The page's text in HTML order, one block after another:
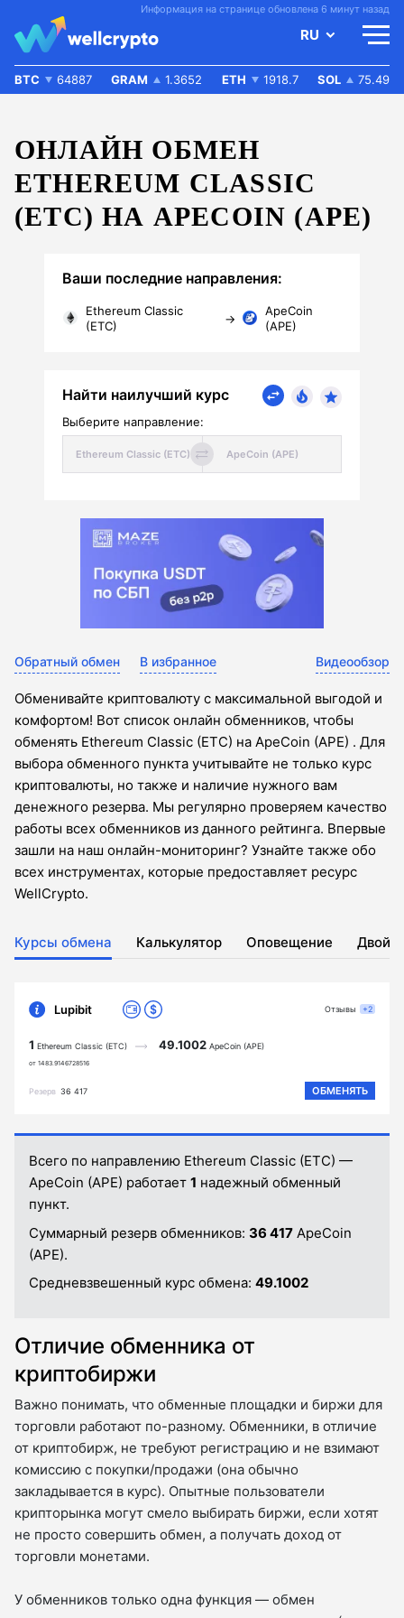
Информация на странице обновлена 6 минут назад
RU
BTC 64887 GRAM 1.3652 ETH 1918.7 SOL 75.49
ОНЛАЙН ОБМЕН
ETHEREUM CLASSIC
(ETC) НА APECOIN (APE)
Ваши последние направления:
Ethereum Classic
(ETC)
→
ApeCoin
(APE)
Найти наилучший курс
Выберите направление:
Обратный обмен В избранное Видеообзор
Обменивайте криптовалюту с максимальной выгодой и
комфортом! Вот список онлайн обменников, чтобы
обменять Ethereum Classic (ETC) на ApeCoin (APE) . Для
выбора обменного пункта учитывайте не только курс
криптовалюты, но также и наличие нужного вам
денежного резерва. Мы регулярно проверяем качество
работы всех обменников из данного рейтинга. Впервые
зашли на наш онлайн-мониторинг? Узнайте также обо
всех инструментах, которые предоставляет ресурс
WellCrypto.
Курсы обмена Калькулятор Оповещение
Lupibit
1 Ethereum Classic (ETC)
от 1483.9146728516
49.1002 ApeCoin (APE)
Резерв 36 417 ОБМЕНЯТЬ
Отзывы +2
Всего по направлению Ethereum Classic (ETC) —
ApeCoin (APE) работает 1 надежный обменный
пункт.
Суммарный резерв обменников: 36 417 ApeCoin
(APE).
Средневзвешенный курс обмена: 49.1002
Отличие обменника от
криптобиржи
Важно понимать, что обменные площадки и биржи для
торговли работают по-разному. Обменники, в отличие
от криптобирж, не требуют регистрацию и не взимают
комиссию с покупки/продажи (она обычно
закладывается в курс). Опытные пользователи
крипторынка могут смело выбирать биржи, если хотят
не просто совершить обмен, а получать доход от
торговли монетами.
У обменников только одна функция — обмен